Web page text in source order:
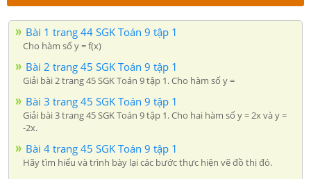
Bài 1 trang 44 SGK Toán 9 tập 1
Cho hàm số y = f(x)
Bài 2 trang 45 SGK Toán 9 tập 1
Giải bài 2 trang 45 SGK Toán 9 tập 1. Cho hàm số y =
Bài 3 trang 45 SGK Toán 9 tập 1
Giải bài 3 trang 45 SGK Toán 9 tập 1. Cho hai hàm số y = 2x và y =
-2x.
Bài 4 trang 45 SGK Toán 9 tập 1
Hãy tìm hiểu và trình bày lại các bước thực hiện vẽ đồ thị đó.